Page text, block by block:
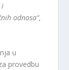
i
odnosa“,
u
provedbu